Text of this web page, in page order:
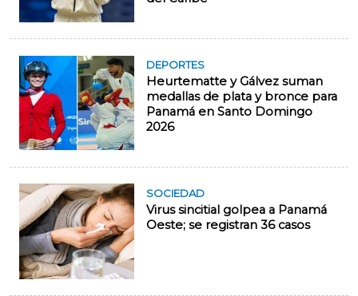
DEPORTES
Heurtematte y Gálvez suman
medallas de plata y bronce para
Panamá en Santo Domingo
2026
SOCIEDAD
Virus sincitial golpea a Panamá
Oeste; se registran 36 casos